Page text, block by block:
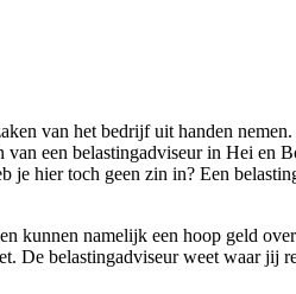
van het bedrijf uit handen
een belastingadviseur in Hei en
hier toch geen zin in? Een
kunnen namelijk een hoop geld
De belastingadviseur weet waar jij